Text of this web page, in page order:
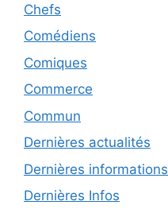
Chefs
Comédiens
Comiques
Commerce
Commun
Dernières actualités
Dernières informations
Dernières Infos